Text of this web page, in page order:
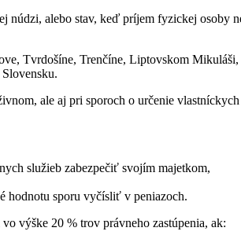
alebo stav, keď príjem fyzickej osoby
Tvrdošíne, Trenčíne, Liptovskom
ale aj pri sporoch o určenie
služieb zabezpečiť svojím majetkom,
hodnotu sporu vyčísliť v peniazoch.
výške 20 % trov právneho zastúpenia, ak: